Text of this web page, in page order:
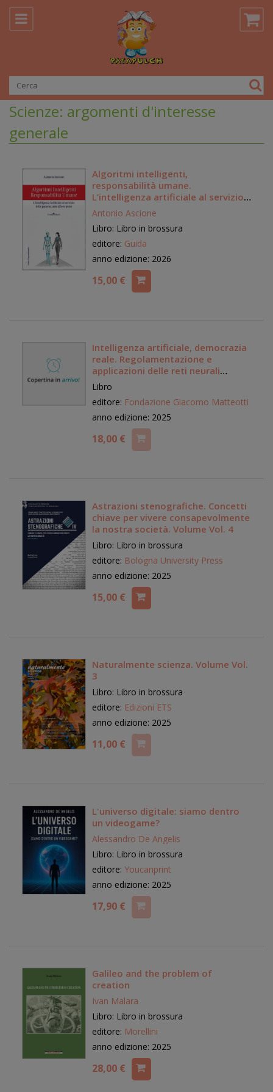
Scienze: argomenti d'interesse
generale
Algoritmi intelligenti,
responsabilità umane.
L’intelligenza artificiale al servizio
delle persone, non al loro posto
Antonio Ascione
Libro: Libro in brossura
editore: Guida
anno edizione: 2026
15,00 €
Intelligenza artificiale, democrazia
reale. Regolamentazione e
applicazioni delle reti neurali
generative nella formazione e
nell'informazione
Libro
editore: Fondazione Giacomo Matteotti
anno edizione: 2025
18,00 €
Astrazioni stenografiche. Concetti
chiave per vivere consapevolmente
la nostra società. Volume Vol. 4
Libro: Libro in brossura
editore: Bologna University Press
anno edizione: 2025
15,00 €
Naturalmente scienza. Volume Vol.
3
Libro: Libro in brossura
editore: Edizioni ETS
anno edizione: 2025
11,00 €
L'universo digitale: siamo dentro
un videogame?
Alessandro De Angelis
Libro: Libro in brossura
editore: Youcanprint
anno edizione: 2025
17,90 €
Galileo and the problem of
creation
Ivan Malara
Libro: Libro in brossura
editore: Morellini
anno edizione: 2025
28,00 €